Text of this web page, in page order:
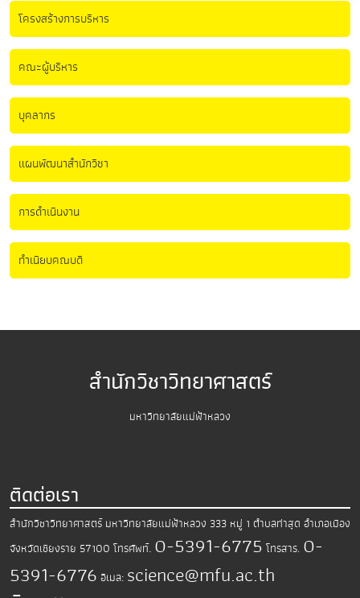
โครงสร้างการบริหาร
คณะผู้บริหาร
บุคลากร
แผนพัฒนาสำนักวิชา
การดำเนินงาน
ทำเนียบคณบดี
สำนักวิชาวิทยาศาสตร์
มหาวิทยาลัยแม่ฟ้าหลวง
ติดต่อเรา
สำนักวิชาวิทยาศาสตร์ มหาวิทยาลัยแม่ฟ้าหลวง 333 หมู่ 1 ตำบลท่าสุด อำเภอเมือง
จังหวัดเชียงราย 57100 โทรศัพท์. 0-5391-6775 โทรสาร. 0-
5391-6776 อีเมล: science@mfu.ac.th